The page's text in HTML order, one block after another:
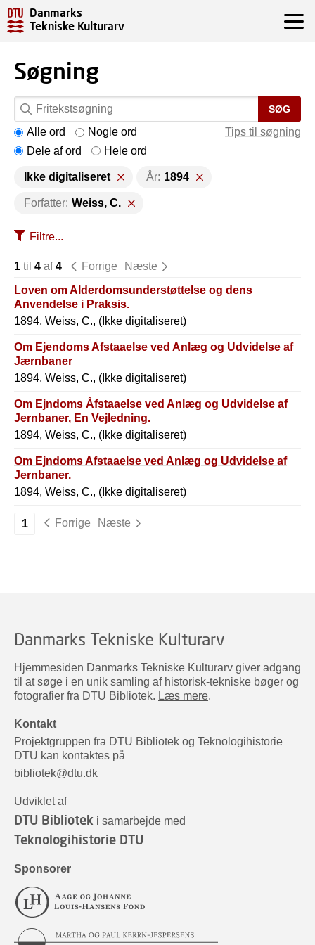
Danmarks
Tekniske Kulturarv
Søgning
SØG
Tips til søgning
Alle ord
Nogle ord
Dele af ord
Hele ord
Ikke digitaliseret År: 1894
Forfatter: Weiss, C.
Filtre...
1 til 4 af4 Forrige
Næste
Loven om Alderdomsunderstøttelse og dens
Anvendelse i Praksis.
1894, Weiss, C., (Ikke digitaliseret)
Om Ejendoms Afstaaelse ved Anlæg og Udvidelse af
Jærnbaner
1894, Weiss, C., (Ikke digitaliseret)
Om Ejndoms Åfstaaelse ved Anlæg og Udvidelse af
Jernbaner, En Vejledning.
1894, Weiss, C., (Ikke digitaliseret)
Om Ejndoms Afstaaelse ved Anlæg og Udvidelse af
Jernbaner.
1894, Weiss, C., (Ikke digitaliseret)
1 Forrige Næste
Danmarks Tekniske Kulturarv
Hjemmesiden Danmarks Tekniske Kulturarv giver adgang
til at søge i en unik samling af historisk-tekniske bøger og
fotografier fra DTU Bibliotek. Læs mere.
Kontakt
Projektgruppen fra DTU Bibliotek og Teknologihistorie
DTU kan kontaktes på
bibliotek@dtu.dk
Udviklet af
DTU Bibliotek i samarbejde med
Teknologihistorie DTU
Sponsorer